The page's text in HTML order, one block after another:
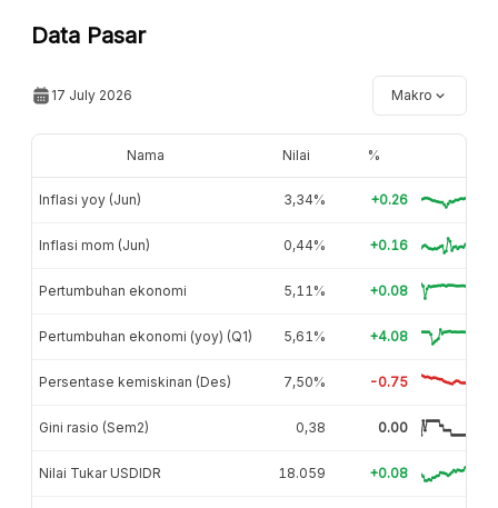
Data Pasar
17 July 2026 Makro
Nama Nilai %
Inflasi yoy (Jun) 3,34% +0.26
Inflasi mom (Jun) 0,44% +0.16
Pertumbuhan ekonomi 5,11% +0.08
Pertumbuhan ekonomi (yoy) (Q1) 5,61% +4.08
Persentase kemiskinan (Des) 7,50% -0.75
Gini rasio (Sem2) 0,38 0.00
Nilai Tukar USDIDR 18.059 +0.08